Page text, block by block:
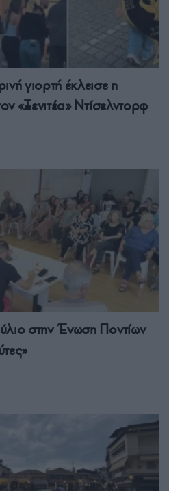
γιορτή έκλεισε η
«Ξενιτέα» Ντίσελντορφ
στην Ένωση Ποντίων